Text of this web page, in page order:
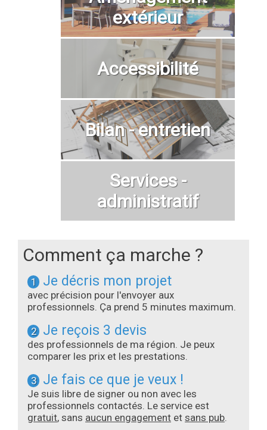
extérieur
Accessibilité
Bilan - entretien
Services -
administratif
Comment ça marche ?
1 Je décris mon projet
avec précision pour l'envoyer aux
professionnels. Ça prend 5 minutes maximum.
2 Je reçois 3 devis
des professionnels de ma région. Je peux
comparer les prix et les prestations.
3 Je fais ce que je veux !
Je suis libre de signer ou non avec les
professionnels contactés. Le service est
gratuit, sans aucun engagement et sans pub.